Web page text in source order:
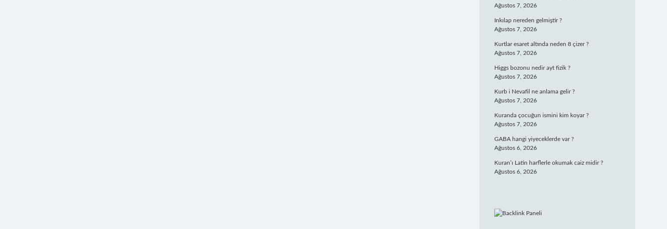
Ağustos 7, 2026
Inkılap nereden gelmiştir ?
Ağustos 7, 2026
Kurtlar esaret altında neden 8 çizer ?
Ağustos 7, 2026
Higgs bozonu nedir ayt fizik ?
Ağustos 7, 2026
Kurb i Nevafil ne anlama gelir ?
Ağustos 7, 2026
Kuranda çocuğun ismini kim koyar ?
Ağustos 7, 2026
GABA hangi yiyeceklerde var ?
Ağustos 6, 2026
Kuran’ı Latin harflerle okumak caiz midir ?
Ağustos 6, 2026